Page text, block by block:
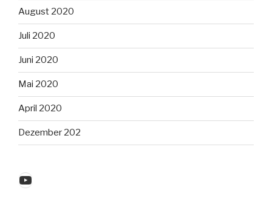
August 2020
Juli 2020
Juni 2020
Mai 2020
April 2020
Dezember 202
YouTube